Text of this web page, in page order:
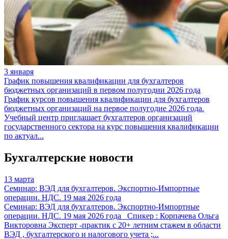
3 января
График повышения квалификации для бухгалтеров
бюджетных организаций в первом полугодии 2026 года
График курсов повышения квалификации для бухгалтеров
бюджетных организаций на первое полугодие 2026 года.
Учебный центр приглашает бухгалтеров организаций
государственного сектора на курс повышения квалификации
по актуал...
Бухгалтерские новости
13 марта
Семинар: ВЭД для бухгалтеров. Экспортно-Импортные
операции. НДС. 19 мая 2026 года
Семинар: ВЭД для бухгалтеров. Экспортно-Импортные
операции. НДС. 19 мая 2026 года Спикер : Корпачева Ольга
Викторовна Эксперт -практик с 20+ летним стажем в области
ВЭД , бухгалтерского и налогового учета ;...